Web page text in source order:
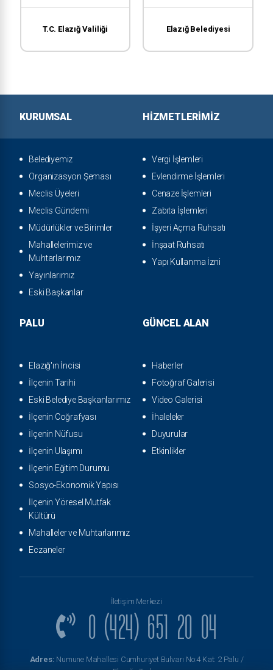
T.C. Elazığ Valiliği Elazığ Belediyesi
KURUMSAL
Belediyemiz
Organizasyon Şeması
Meclis Üyeleri
Meclis Gündemi
Müdürlükler ve Birimler
Mahallelerimiz ve
Muhtarlarımız
Yayınlarımız
Eski Başkanlar
HIZMETLERIMIZ
Vergi İşlemleri
Evlendirme İşlemleri
Cenaze İşlemleri
Zabıta İşlemleri
İşyeri Açma Ruhsatı
İnşaat Ruhsatı
Yapı Kullanma İzni
PALU
Elazığ'ın İncisi
İlçenin Tarihi
Eski Belediye Başkanlarımız
İlçenin Coğrafyası
İlçenin Nüfusu
İlçenin Ulaşımı
İlçenin Eğitim Durumu
Sosyo-Ekonomik Yapısı
İlçenin Yöresel Mutfak
Kültürü
Mahalleler ve Muhtarlarımız
Eczaneler
GÜNCEL ALAN
Haberler
Fotoğraf Galerisi
Video Galerisi
İhaleleler
Duyurular
Etkinlikler
İletişim Merkezi
0 (424) 651 20 04
Adres: Numune Mahallesi Cumhuriyet Bulvarı No:4 Kat: 2 Palu /